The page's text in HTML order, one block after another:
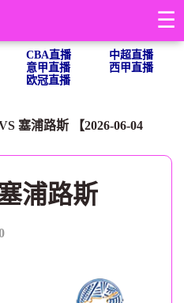
☰
CBA直播
中超直播
意甲直播
西甲直播
欧冠直播
塞浦路斯 【2026-06-04
浦路斯